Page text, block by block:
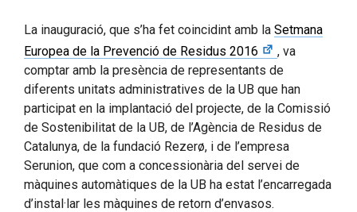
La inauguració, que s’ha fet coincidint amb la Setmana
Europea de la Prevenció de Residus 2016
, va
comptar amb la presència de representants de
diferents unitats administratives de la UB que han
participat en la implantació del projecte, de la Comissió
de Sostenibilitat de la UB, de l’Agència de Residus de
Catalunya, de la fundació Rezerø, i de l’empresa
Serunion, que com a concessionària del servei de
màquines automàtiques de la UB ha estat l’encarregada
d’instal·lar les màquines de retorn d’envasos.